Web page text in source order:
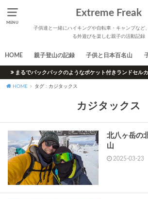
MENU
Extreme Freak
子供達と一緒にハイキングや自転車・キャンプなど
る外遊びを楽しむ親子の活動記録
HOME 親子登山の記録 子供と日本百名山
まるでバックパックのようなポケット付きランドセル
HOME タグ : カジタックス
カジタックス
北八ヶ岳の
山
2025-03-23